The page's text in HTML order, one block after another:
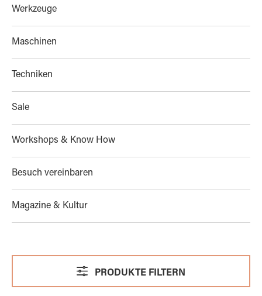
Werkzeuge
Maschinen
Techniken
Sale
Workshops & Know How
Besuch vereinbaren
Magazine & Kultur
PRODUKTE FILTERN